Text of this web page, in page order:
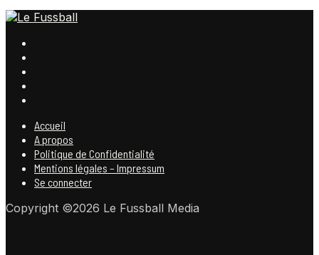
Accueil
A propos
Politique de Confidentialité
Mentions légales – Impressum
Se connecter
Copyright ©2026 Le Fussball Media